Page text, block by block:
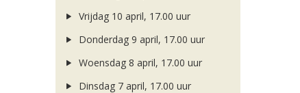
Vrijdag 10 april, 17.00 uur
Donderdag 9 april, 17.00 uur
Woensdag 8 april, 17.00 uur
Dinsdag 7 april, 17.00 uur